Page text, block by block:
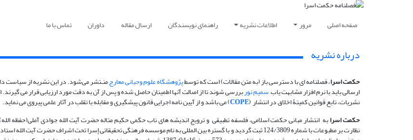
صفحه اصلی مرور اطلاعات نشریه راهنمای نویسندگان ارسال مقاله داوران تماس با ما
درباره نشریه
حکمت اسرا، فصلنامه ای بادسترسی باز (به متن مقالات) است که توسطپژوهشگاه علوم وحیانی معارجمنـتشر می‌شود. در این نشریه از سیاست
ارسالی باید با نرم افزار مشابهت یابسمیم نوربررسی شوند تا از اصالت آنها اطمینان حاصل شده و پس از آن به دقت مورد ارزیابی قرار می گیرند.
نشریات، تابع قوانین کمیتۀ اخلاق در انتشار (COPE) می باشد و از آیین نامه اجرایی قانون پیشگیری و مقابله با تقلب در آثار علمی پیروی می نماید.
حکمت اسرا
نظارت بر مطبوعات با شماره 124/3809 ثبت گردید و با گستره بین المللی به نام موسسه فرهنگی تحقیقاتی إسرا تحت اشراف